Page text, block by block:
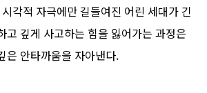
각적 자극에만 길들여진 어린 세대가 긴
고 깊게 사고하는 힘을 잃어가는 과정은
은 안타까움을 자아낸다.